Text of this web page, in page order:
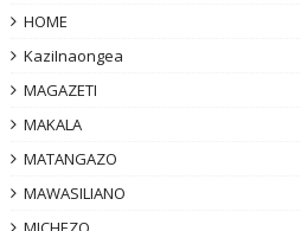
HOME
KaziInaongea
MAGAZETI
MAKALA
MATANGAZO
MAWASILIANO